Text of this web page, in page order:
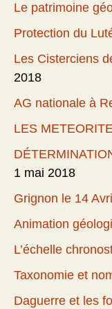
Le patrimoine
Protection du
Les Cisterciens
2018
AG nationale à
LES
1 mai 2018
Grignon le 14 Avril
Animation
L’échelle
Taxonomie et
Daguerre et les